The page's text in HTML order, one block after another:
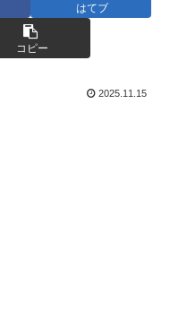
はてブ
コピー
2025.11.15